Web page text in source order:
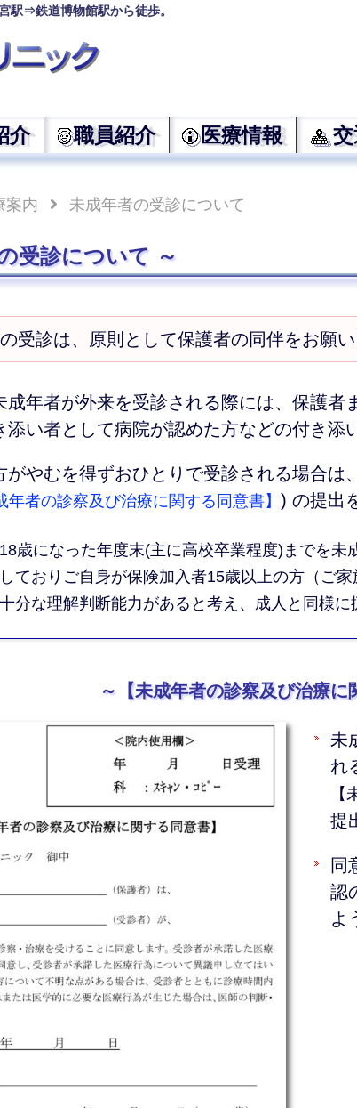
駅⇒鉄道博物館駅から徒歩。
介 職員紹介 医療情報
案内 未成年者の受診について
受診について
受診は、原則として保護者の同伴をお願い
成年者が外来を受診される際には、保護者
添い者として病院が認めた方などの付き添
がやむを得ずおひとりで受診される場合は
年者の診察及び治療に関する同意書】 ) の提出
歳になった年度末(主に高校卒業程度)までを未
ておりご自身が保険加入者15歳以上の方（ご
分な理解判断能力があると考え、成人と同様に
～【未成年者の診察及び治療に
未
れ
【
提
同
認
よ